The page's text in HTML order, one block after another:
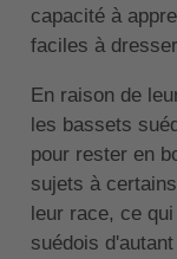
capacité à
faciles à
En raison de
les bassets
pour rester en
sujets à
leur race, ce
suédois